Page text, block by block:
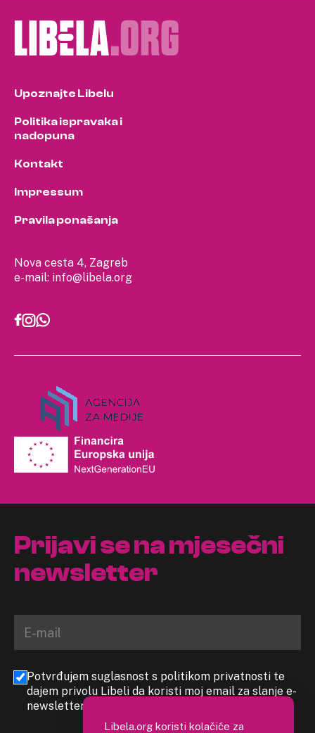
Nova cesta 4, Zagreb
e-mail: info@libela.org
Upoznajte Libelu
Politika ispravaka i
nadopuna
Kontakt
Impressum
Pravila ponašanja
Prijavi se na mjesečni
newsletter
Potvrđujem suglasnost s politikom privatnosti te
dajem privolu Libeli da koristi moj email za slanje e-
newslettera
Libela.org koristi kolačiće za